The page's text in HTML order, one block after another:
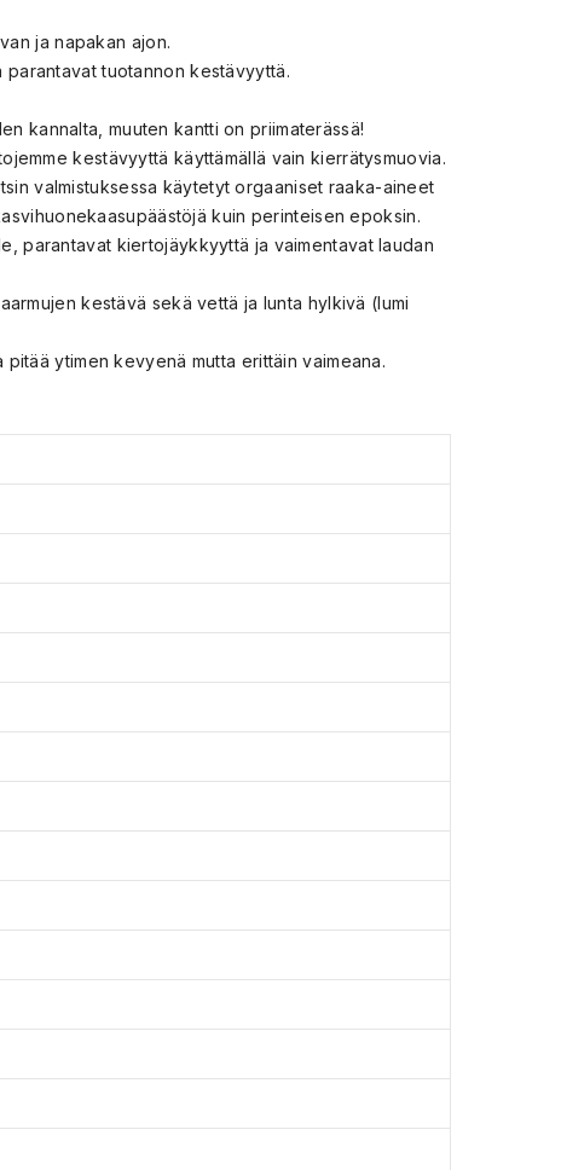
ja napakan ajon.
tuotannon kestävyyttä.
kannalta, muuten kantti on priimaterässä!
kestävyyttä käyttämällä vain kierrätysmuovia.
valmistuksessa käytetyt orgaaniset raaka-aineet
kuin perinteisen epoksin.
parantavat kiertojäykkyyttä ja vaimentavat laudan
kestävä sekä vettä ja lunta hylkivä (lumi
ytimen kevyenä mutta erittäin vaimeana.